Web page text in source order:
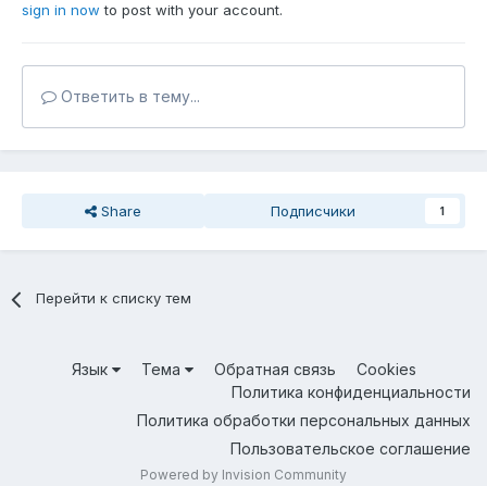
sign in now to post with your account.
Ответить в тему...
Share Подписчики 1
Перейти к списку тем
Язык Тема Обратная связь
Cookies
Политика конфиденциальности
Политика обработки персональных данных
Пользовательское соглашение
Powered by Invision Community